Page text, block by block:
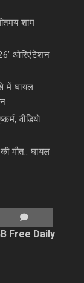
शाम
ओरिएंटेशन
में घायल
वीडियो
मौत.. घायल
Free Daily